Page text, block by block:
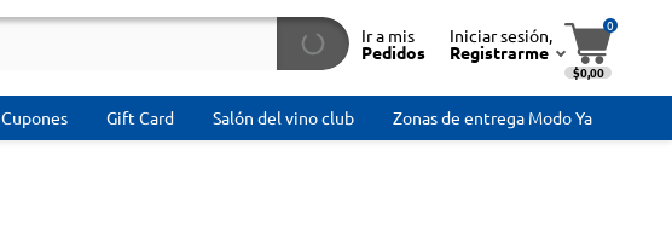
Ir a mis
Pedidos
Iniciar sesión,
Registrarme
0
$0,00
Cupones Gift Card Salón del vino club Zonas de entrega Modo Ya